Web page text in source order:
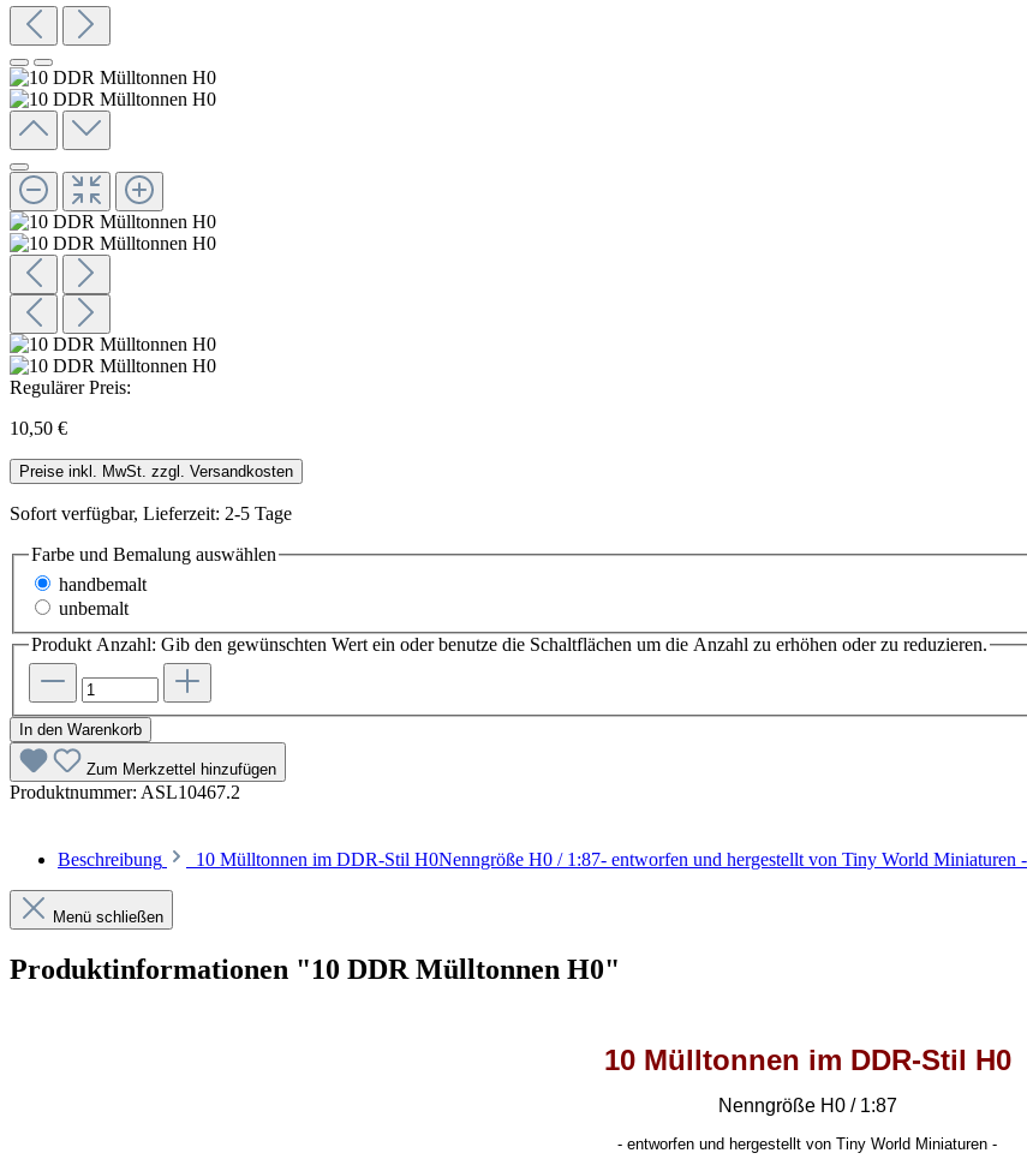
Regulärer Preis:
10,50 €
Preise inkl. MwSt. zzgl. Versandkosten
Sofort verfügbar, Lieferzeit: 2-5 Tage
Farbe und Bemalung auswählen
handbemalt
unbemalt
Produkt Anzahl: Gib den gewünschten Wert ein oder benutze die Schaltflächen um die Anzahl zu erhöhen oder zu reduzieren.
In den Warenkorb
Zum Merkzettel hinzufügen
Produktnummer: ASL10467.2
Beschreibung 10 Mülltonnen im DDR-Stil H0Nenngröße H0 / 1:87- entworfen und hergestellt von Tiny World Miniaturen
Menü schließen
Produktinformationen "10 DDR Mülltonnen H0"
10 Mülltonnen im DDR-Stil H0
Nenngröße H0 / 1:87
- entworfen und hergestellt von Tiny World Miniaturen -